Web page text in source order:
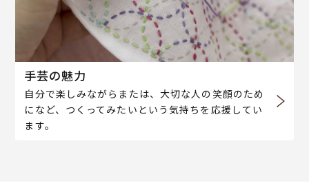
手芸の魅力
自分で楽しみながらまたは、大切な人の笑顔のため
になど、つくってみたいという気持ちを応援してい
ます。